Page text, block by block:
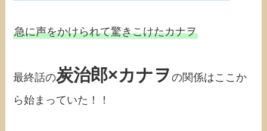
急に声をかけられて驚きこけたカナヲ
最終話の炭治郎×カナヲの関係はここか
ら始まっていた！！